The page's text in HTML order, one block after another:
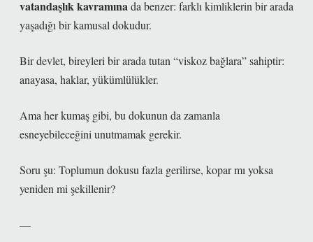
vatandaşlık kavramınada benzer: farklı kimliklerin bir arada
yaşadığı bir kamusal dokudur.
Bir devlet, bireyleri bir arada tutan “viskoz bağlara” sahiptir:
anayasa, haklar, yükümlülükler.
Ama her kumaş gibi, bu dokunun da zamanla
esneyebileceğini unutmamak gerekir.
Soru şu: Toplumun dokusu fazla gerilirse, kopar mı yoksa
yeniden mi şekillenir?
—